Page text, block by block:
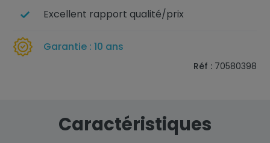
Excellent rapport qualité/prix
Garantie : 10 ans
Réf : 70580398
Caractéristiques